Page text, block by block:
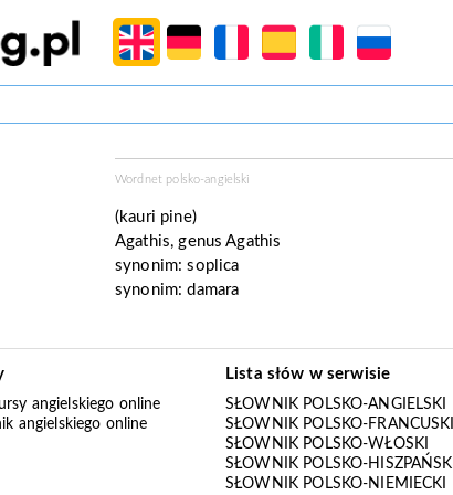
Wordnet polsko-angielski
(kauri pine)
Agathis, genus Agathis
synonim:soplica
synonim:damara
angielskiego online
angielskiego online
Lista słów w serwisie
SŁOWNIK POLSKO-ANGIELSKI
SŁOWNIK POLSKO-FRANCUSKI
SŁOWNIK POLSKO-WŁOSKI
SŁOWNIK POLSKO-HISZPAŃSKI
SŁOWNIK POLSKO-NIEMIECKI